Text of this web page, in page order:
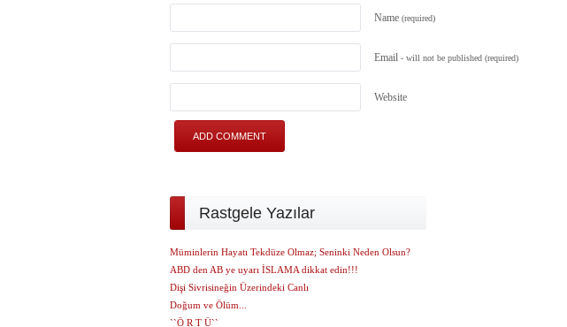
Name (required)
Email - will not be published (required)
Website
Rastgele Yazılar
Müminlerin Hayatı Tekdüze Olmaz; Seninki Neden Olsun?
ABD den AB ye uyarı İSLAMA dikkat edin!!!
Dişi Sivrisineğin Üzerindeki Canlı
Doğum ve Ölüm...
``Ö R T Ü``